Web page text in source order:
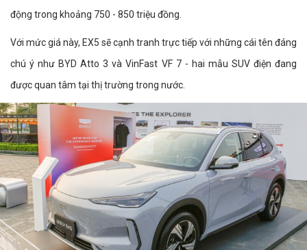
động trong khoảng 750 - 850 triệu đồng.
Với mức giá này, EX5 sẽ cạnh tranh trực tiếp với những cái tên đáng
chú ý như BYD Atto 3 và VinFast VF 7 - hai mẫu SUV điện đang
được quan tâm tại thị trường trong nước.